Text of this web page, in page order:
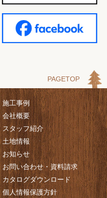
PAGETOP
施工事例
会社概要
スタッフ紹介
土地情報
お知らせ
お問い合わせ・資料請求
カタログダウンロード
個人情報保護方針